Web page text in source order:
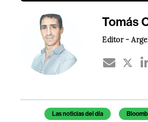
Tomás
Editor -
Temas de este artículo
Las noticias del día